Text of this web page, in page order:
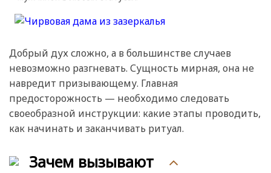
Добрый дух сложно, а в большинстве случаев
невозможно разгневать. Сущность мирная, она не
навредит призывающему. Главная
предосторожность — необходимо следовать
своеобразной инструкции: какие этапы проводить,
как начинать и заканчивать ритуал.
Зачем вызывают